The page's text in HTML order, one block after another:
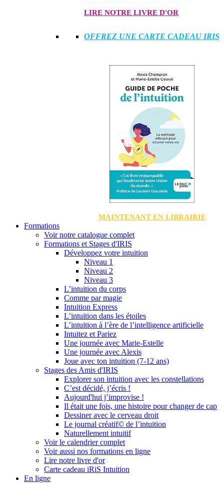
LIRE NOTRE LIVRE D'OR
OFFREZ UNE CARTE CADEAU IRIS
MAINTENANT EN LIBRAIRIE
Formations
Voir notre catalogue complet
Formations et Stages d'IRIS
Développez votre intuition
Niveau 1
Niveau 2
Niveau 3
L’intuition du corps
Comme par magie
Intuition Express
L’intuition dans les étoiles
L’intuition à l’ère de l’intelligence artificielle
Intuitez et Pariez
Une journée avec Marie-Estelle
Une journée avec Alexis
Joue avec ton intuition (7-12 ans)
Stages des Amis d'IRIS
Explorer son intuition avec les constellations
C’est décidé, j’écris !
Aujourd'hui j’improvise !
Il était une fois, une histoire pour changer de cap
Dessiner avec le cerveau droit
Le journal créatif© de l’intuition
Naturellement intuitif
Voir le calendrier complet
Voir aussi nos formations en ligne
Lire notre livre d'or
Carte cadeau iRiS Intuition
En ligne